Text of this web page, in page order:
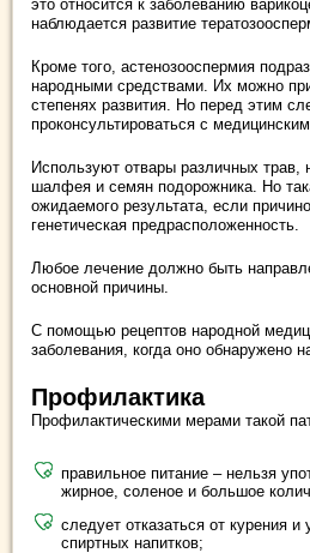
это относится к заболеванию
наблюдается развитие
Кроме того, астенозооспермия
народными средствами. Их можно
степенях развития. Но перед этим
проконсультироваться с
Используют отвары различных трав,
шалфея и семян подорожника. Но
ожидаемого результата, если
генетическая предрасположенность.
Любое лечение должно быть
основной причины.
С помощью рецептов народной
заболевания, когда оно обнаружено
Профилактика
Профилактическими мерами такой
правильное питание – нельзя
жирное, соленое и большое
следует отказаться от курения и
спиртных напитков;